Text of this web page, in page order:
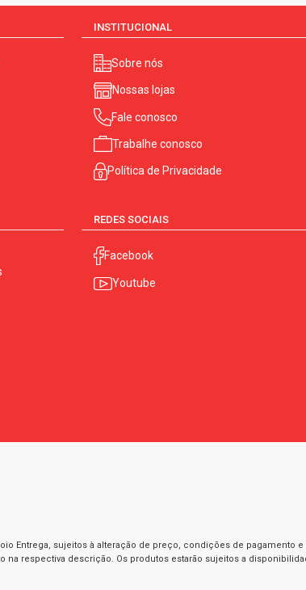
INSTITUCIONAL
Sobre nós
Nossas lojas
Fale conosco
Trabalhe conosco
Política de Privacidade
REDES SOCIAIS
Facebook
Youtube
Entrega, sujeitos à alteração de preço, condições de
respectiva descrição. Os produtos estarão sujeitos a